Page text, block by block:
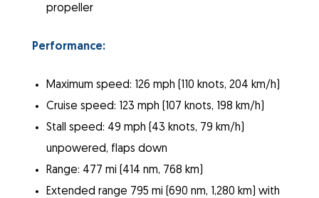
propeller
Performance:
Maximum speed: 126 mph (110 knots, 204 km/h)
Cruise speed: 123 mph (107 knots, 198 km/h)
Stall speed: 49 mph (43 knots, 79 km/h)
unpowered, flaps down
Range: 477 mi (414 nm, 768 km)
Extended range 795 mi (690 nm, 1,280 km) with